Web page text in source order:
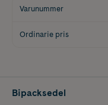
Varunummer
Ordinarie pris
Bipacksedel